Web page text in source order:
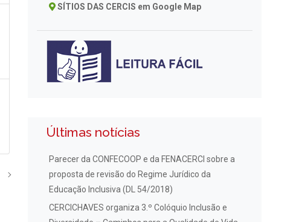
SÍTIOS DAS CERCIS em Google Map
Últimas notícias
Parecer da CONFECOOP e da FENACERCI sobre a
proposta de revisão do Regime Jurídico da
Educação Inclusiva (DL 54/2018)
CERCICHAVES organiza 3.º Colóquio Inclusão e